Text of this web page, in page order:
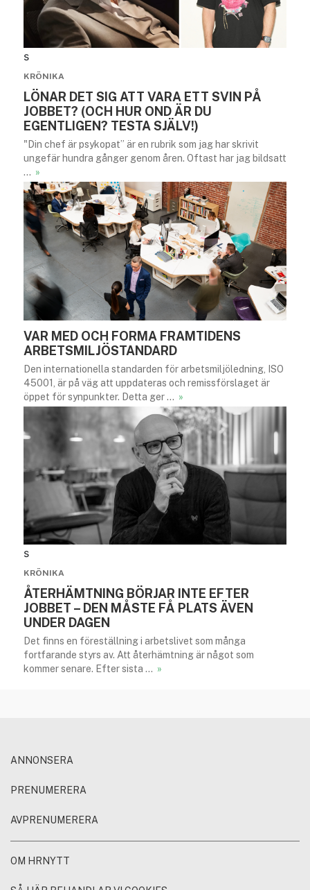
s
KRÖNIKA
LÖNAR DET SIG ATT VARA ETT SVIN PÅ
JOBBET? (OCH HUR OND ÄR DU
EGENTLIGEN? TESTA SJÄLV!)
"Din chef är psykopat” är en rubrik som jag har skrivit
ungefär hundra gånger genom åren. Oftast har jag bildsatt
… »
VAR MED OCH FORMA FRAMTIDENS
ARBETSMILJÖSTANDARD
Den internationella standarden för arbetsmiljöledning, ISO
45001, är på väg att uppdateras och remissförslaget är
öppet för synpunkter. Detta ger … »
s
KRÖNIKA
ÅTERHÄMTNING BÖRJAR INTE EFTER
JOBBET – DEN MÅSTE FÅ PLATS ÄVEN
UNDER DAGEN
Det finns en föreställning i arbetslivet som många
fortfarande styrs av. Att återhämtning är något som
kommer senare. Efter sista … »
ANNONSERA
PRENUMERERA
AVPRENUMERERA
OM HRNYTT